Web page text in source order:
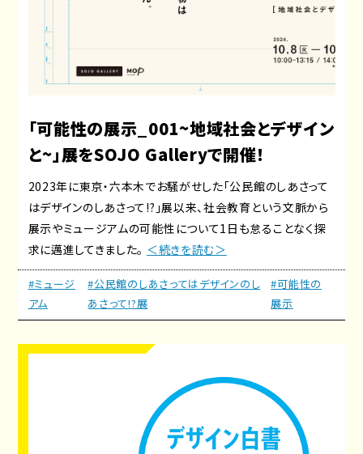
「可能性の展示_001~地域社会とデザイン
と~」展をSOJO Galleryで開催！
2023年に東京・六本木でお騒がせした「公民館のしあさって
はデザインのしあさって!?」展以来、社会教育という文脈から
展示やミュージアムの可能性について1日も怠ることなく探
求に邁進してきました。 ＜続きを読む＞
#ミュージ
アム
#公民館のしあさってはデザインのし
あさって!?展
#可能性の
展示